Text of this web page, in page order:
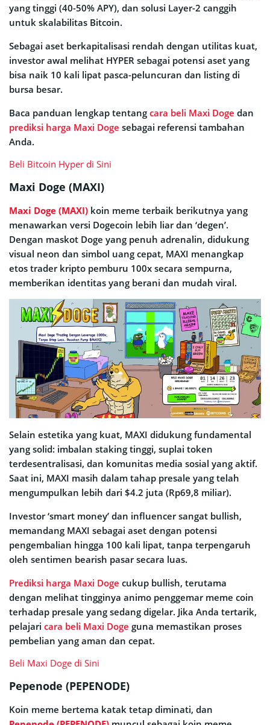
yang tinggi (40-50% APY), dan solusi Layer-2 canggih
untuk skalabilitas Bitcoin.
Sebagai aset berkapitalisasi rendah dengan utilitas kuat,
investor awal melihat HYPER sebagai potensi aset yang
bisa naik 10 kali lipat pasca-peluncuran dan listing di
bursa besar.
Baca panduan lengkap tentang cara beli Maxi Doge dan
prediksi harga Maxi Doge sebagai referensi tambahan
Anda.
Beli Bitcoin Hyper di Sini
Maxi Doge (MAXI)
Maxi Doge (MAXI) koin meme terbaik berikutnya yang
menawarkan versi Dogecoin lebih liar dan ‘degen’.
Dengan maskot Doge yang penuh adrenalin, didukung
visual neon dan simbol uang cepat, MAXI menangkap
etos trader kripto pemburu 100x secara sempurna,
memberikan identitas yang berani dan mudah viral.
Selain estetika yang kuat, MAXI didukung fundamental
yang solid: imbalan staking tinggi, suplai token
terdesentralisasi, dan komunitas media sosial yang aktif.
Saat ini, MAXI masih dalam tahap presale yang telah
mengumpulkan lebih dari $4.2 juta (Rp69,8 miliar).
Investor ‘smart money’ dan influencer sangat bullish,
memandang MAXI sebagai aset dengan potensi
pengembalian hingga 100 kali lipat, tanpa terpengaruh
oleh sentimen bearish pasar secara luas.
Prediksi harga Maxi Doge cukup bullish, terutama
dengan melihat tingginya animo penggemar meme coin
terhadap presale yang sedang digelar. Jika Anda tertarik,
pelajari cara beli Maxi Doge guna memastikan proses
pembelian yang aman dan cepat.
Beli Maxi Doge di Sini
Pepenode (PEPENODE)
Koin meme bertema katak tetap diminati, dan